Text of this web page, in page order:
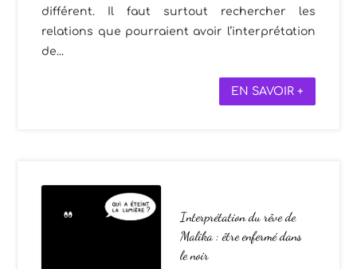
différent. Il faut surtout rechercher les
relations que pourraient avoir l’interprétation
de...
EN SAVOIR +
Interprétation du rêve de
Malika : être enfermé dans
le noir